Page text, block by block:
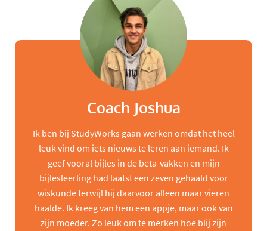
Coach Joshua
Ik ben bij StudyWorks gaan werken omdat het heel
leuk vind om iets nieuws te leren aan iemand. Ik
geef vooral bijles in de beta-vakken en mijn
bijlesleerling had laatst een zeven gehaald voor
wiskunde terwijl hij daarvoor alleen maar vieren
haalde. Ik kreeg van hem een appje, maar ook van
zijn moeder. Zo leuk om te merken hoe blij zijn